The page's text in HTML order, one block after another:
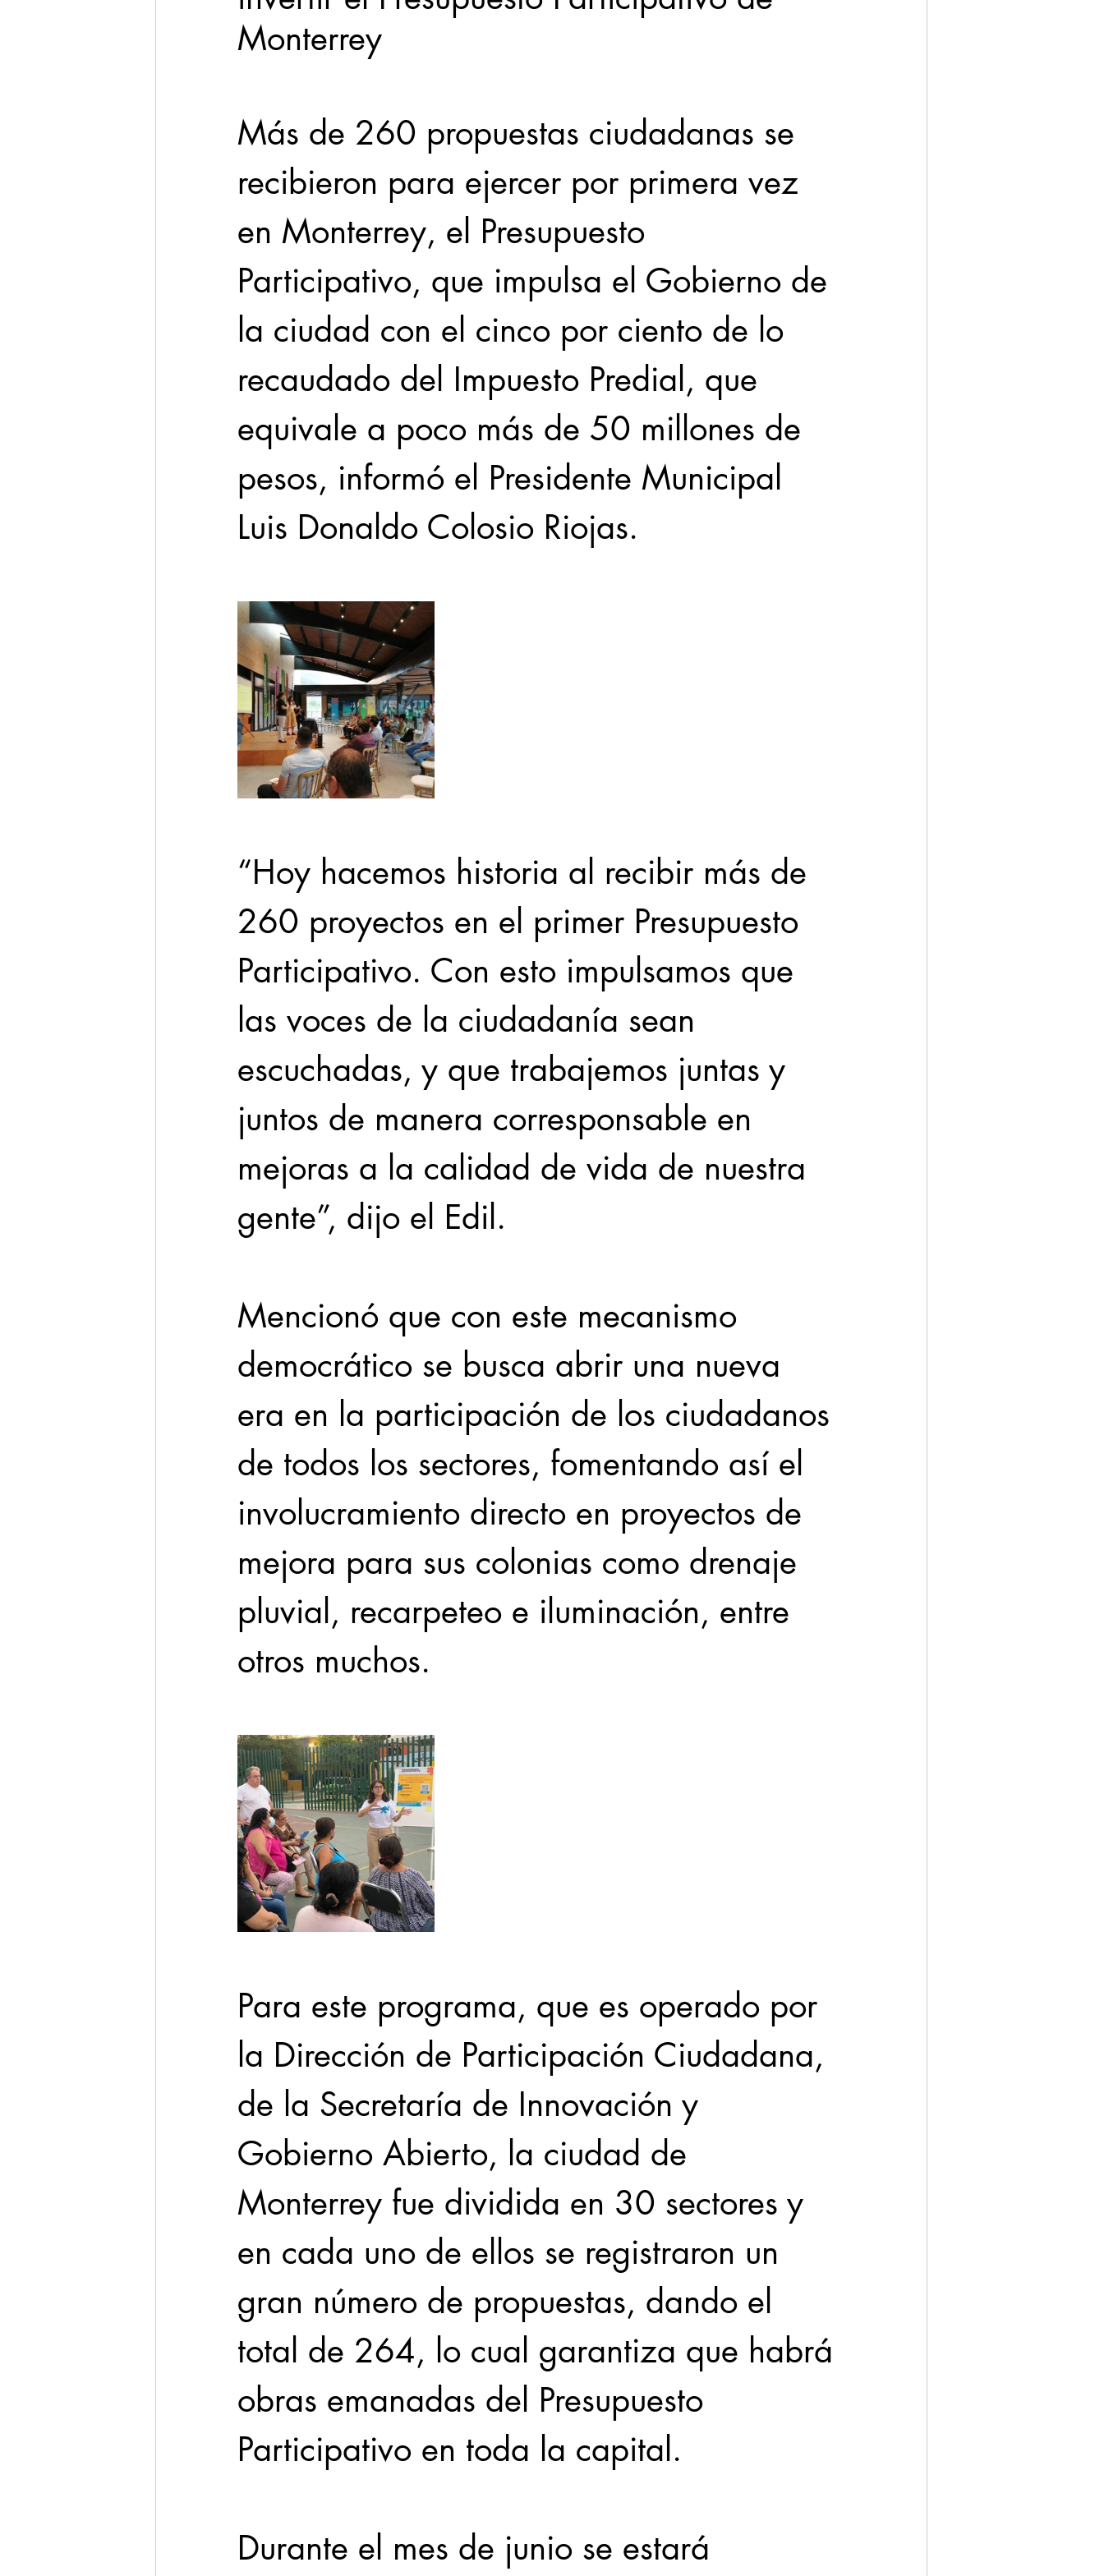
Locales
Seguridad 1 enero 31abr
Monterrey
Más de 260 propuestas ciudadanas se
recibieron para ejercer por primera vez
en Monterrey, el Presupuesto
Participativo, que impulsa el Gobierno de
la ciudad con el cinco por ciento de lo
recaudado del Impuesto Predial, que
equivale a poco más de 50 millones de
pesos, informó el Presidente Municipal
Luis Donaldo Colosio Riojas.
“Hoy hacemos historia al recibir más de
260 proyectos en el primer Presupuesto
Participativo. Con esto impulsamos que
las voces de la ciudadanía sean
escuchadas, y que trabajemos juntas y
juntos de manera corresponsable en
mejoras a la calidad de vida de nuestra
gente”, dijo el Edil.
Mencionó que con este mecanismo
democrático se busca abrir una nueva
era en la participación de los ciudadanos
de todos los sectores, fomentando así el
involucramiento directo en proyectos de
mejora para sus colonias como drenaje
pluvial, recarpeteo e iluminación, entre
otros muchos.
Para este programa, que es operado por
la Dirección de Participación Ciudadana,
de la Secretaría de Innovación y
Gobierno Abierto, la ciudad de
Monterrey fue dividida en 30 sectores y
en cada uno de ellos se registraron un
gran número de propuestas, dando el
total de 264, lo cual garantiza que habrá
obras emanadas del Presupuesto
Participativo en toda la capital.
Durante el mes de junio se estará